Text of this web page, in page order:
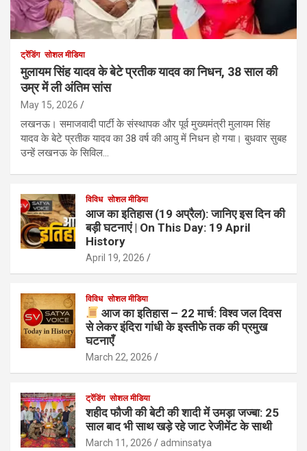
ट्रेंडिंग सोशल मीडिया
मुलायम सिंह यादव के बेटे प्रतीक यादव का निधन, 38 साल की
उम्र में ली अंतिम सांस
May 15, 2026
लखनऊ। समाजवादी पार्टी के संस्थापक और पूर्व मुख्यमंत्री मुलायम सिंह
यादव के बेटे प्रतीक यादव का 38 वर्ष की आयु में निधन हो गया। बुधवार सुबह
उन्हें लखनऊ के सिविल…
विविध सोशल मीडिया
आज का इतिहास (19 अप्रैल): जानिए इस दिन की
बड़ी घटनाएं | On This Day: 19 April
History
April 19, 2026
विविध सोशल मीडिया
आज का इतिहास – 22 मार्च: विश्व जल दिवस
से लेकर इंदिरा गांधी के इस्तीफे तक की प्रमुख
घटनाएँ
March 22, 2026
ट्रेंडिंग सोशल मीडिया
शहीद फौजी की बेटी की शादी में उमड़ा जज्बा: 25
साल बाद भी साथ खड़े रहे जाट रेजीमेंट के साथी
March 11, 2026 adminsatya